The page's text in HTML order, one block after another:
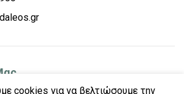
cookies για να βελτιώσουμε την